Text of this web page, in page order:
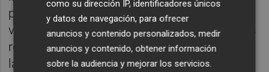
parte de razón; el conicto moral les impide
verlo. Recurriendo a las investigaciones más
recientes en campos como la neurociencia,
la genética, la psicología social o los
como su dirección IP, identificadores únicos
y datos de navegación, para ofrecer
anuncios y contenido personalizados, medir
anuncios y contenido, obtener información
sobre la audiencia y mejorar los servicios.